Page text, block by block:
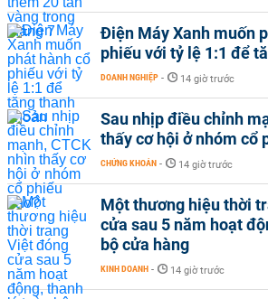
Điện Máy Xanh muốn
phiếu với tỷ lệ 1:1 để
DOANH NGHIỆP - 14 giờ trước
Sau nhịp điều chỉnh
thấy cơ hội ở nhóm cổ
CHỨNG KHOÁN - 14 giờ trước
Một thương hiệu thời
cửa sau 5 năm hoạt
bộ cửa hàng
KINH DOANH - 14 giờ trước